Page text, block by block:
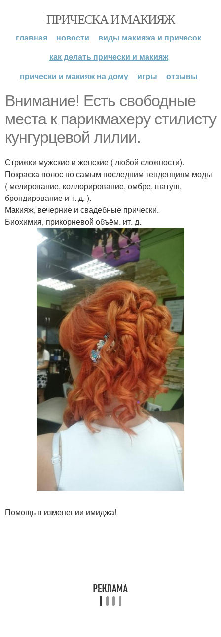
ПРИЧЕСКА И МАКИЯЖ
главная новости
виды макияжа и причесок
как делать прически и макияж
прически и макияж на дому
игры отзывы
Внимание! Есть свободные
места к парикмахеру стилисту
кунгурцевой лилии.
Стрижки мужские и женские ( любой сложности).
Покраска волос по самым последним тенденциям моды
( мелирование, коллорирование, омбре, шатуш,
брондирование и т. д. ).
Макияж, вечерние и свадебные прически.
Биохимия, прикорневой объём. ит. д.
Помощь в изменении имиджа!